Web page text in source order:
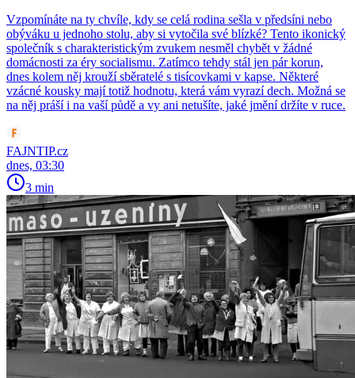
Vzpomínáte na ty chvíle, kdy se celá rodina sešla v předsíni nebo
obýváku u jednoho stolu, aby si vytočila své blízké? Tento ikonický
společník s charakteristickým zvukem nesměl chybět v žádné
domácnosti za éry socialismu. Zatímco tehdy stál jen pár korun,
dnes kolem něj krouží sběratelé s tisícovkami v kapse. Některé
vzácné kousky mají totiž hodnotu, která vám vyrazí dech. Možná se
na něj práší i na vaší půdě a vy ani netušíte, jaké jmění držíte v ruce.
FAJNTIP.cz
dnes, 03:30
3 min